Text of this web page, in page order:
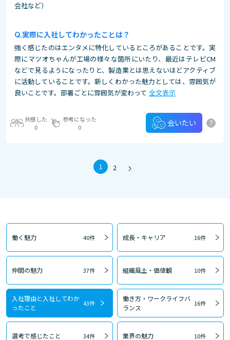
会社など）
実際に入社してわかったことは？
強く感じたのはエンタメに特化しているところがあることです。実
際にマツオちゃんが工場の様々な箇所にいたり、最近はテレビCM
などで見るようになったりと、製造業とは思えないほどアクティブ
に活動していることです。新しくわかった魅力としては、雰囲気が
良いことです。部署ごとに雰囲気が変わって 全文表示
共感した
0
参考になった
0
会いたい ?
1 2
働く魅力 40件 成長・キャリア 16件
仲間の魅力 37件 組織風土・価値観 10件
入社理由と入社してわか
ったこと
43件
働き方・ワークライフバ
ランス
16件
選考で感じたこと 34件 業界の魅力 10件